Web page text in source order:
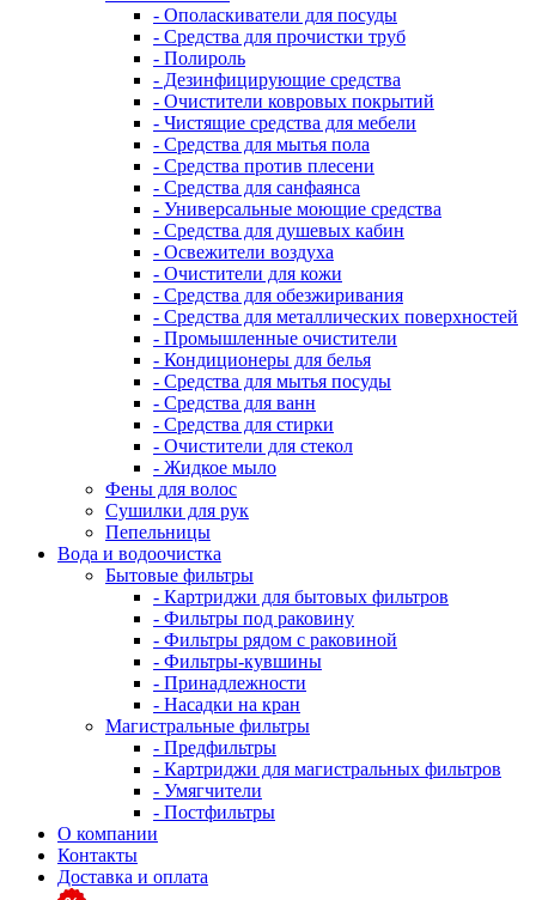
- Ополаскиватели для посуды
- Средства для прочистки труб
- Полироль
- Дезинфицирующие средства
- Очистители ковровых покрытий
- Чистящие средства для мебели
- Средства для мытья пола
- Средства против плесени
- Средства для санфаянса
- Универсальные моющие средства
- Средства для душевых кабин
- Освежители воздуха
- Очистители для кожи
- Средства для обезжиривания
- Средства для металлических поверхностей
- Промышленные очистители
- Кондиционеры для белья
- Средства для мытья посуды
- Средства для ванн
- Средства для стирки
- Очистители для стекол
- Жидкое мыло
Фены для волос
Сушилки для рук
Пепельницы
Вода и водоочистка
Бытовые фильтры
- Картриджи для бытовых фильтров
- Фильтры под раковину
- Фильтры рядом с раковиной
- Фильтры-кувшины
- Принадлежности
- Насадки на кран
Магистральные фильтры
- Предфильтры
- Картриджи для магистральных фильтров
- Умягчители
- Постфильтры
О компании
Контакты
Доставка и оплата